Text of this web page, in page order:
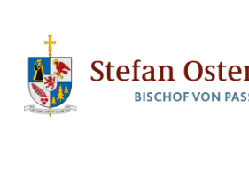
Stefan
Oster
SDB